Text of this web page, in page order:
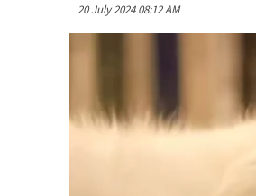
20 July 2024 08:12 AM